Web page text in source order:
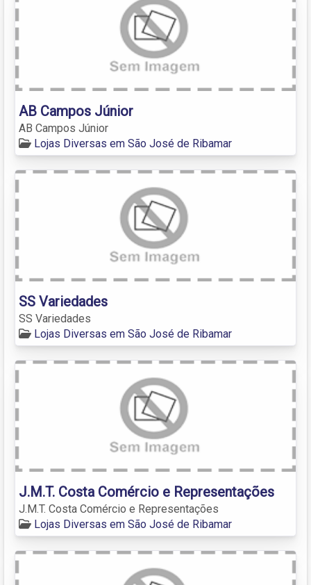
AB Campos Júnior
AB Campos Júnior
Lojas Diversas em São José de Ribamar
SS Variedades
SS Variedades
Lojas Diversas em São José de Ribamar
J.M.T. Costa Comércio e Representações
J.M.T. Costa Comércio e Representações
Lojas Diversas em São José de Ribamar